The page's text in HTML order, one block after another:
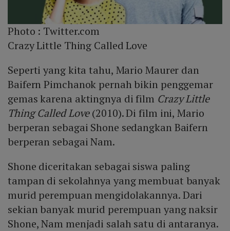
Photo : Twitter.com
Crazy Little Thing Called Love
Seperti yang kita tahu, Mario Maurer dan
Baifern Pimchanok pernah bikin penggemar
gemas karena aktingnya di film Crazy Little
Thing Called Love(2010). Di film ini, Mario
berperan sebagai Shone sedangkan Baifern
berperan sebagai Nam.
Shone diceritakan sebagai siswa paling
tampan di sekolahnya yang membuat banyak
murid perempuan mengidolakannya. Dari
sekian banyak murid perempuan yang naksir
Shone, Nam menjadi salah satu di antaranya.